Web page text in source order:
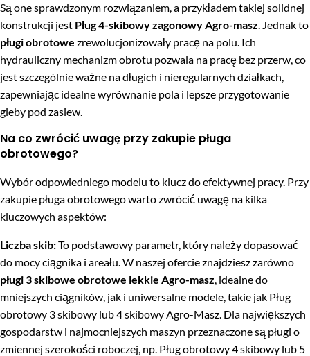
Są one sprawdzonym rozwiązaniem, a przykładem takiej solidnej
konstrukcji jest Pług 4-skibowy zagonowy Agro-masz. Jednak to
pługi obrotowe zrewolucjonizowały pracę na polu. Ich
hydrauliczny mechanizm obrotu pozwala na pracę bez przerw, co
jest szczególnie ważne na długich i nieregularnych działkach,
zapewniając idealne wyrównanie pola i lepsze przygotowanie
gleby pod zasiew.
Na co zwrócić uwagę przy zakupie pługa
obrotowego?
Wybór odpowiedniego modelu to klucz do efektywnej pracy. Przy
zakupie pługa obrotowego warto zwrócić uwagę na kilka
kluczowych aspektów:
Liczba skib:To podstawowy parametr, który należy dopasować
do mocy ciągnika i areału. W naszej ofercie znajdziesz zarówno
pługi 3 skibowe obrotowe lekkie Agro-masz, idealne do
mniejszych ciągników, jak i uniwersalne modele, takie jak Pług
obrotowy 3 skibowy lub 4 skibowy Agro-Masz. Dla największych
gospodarstw i najmocniejszych maszyn przeznaczone są pługi o
zmiennej szerokości roboczej, np. Pług obrotowy 4 skibowy lub 5